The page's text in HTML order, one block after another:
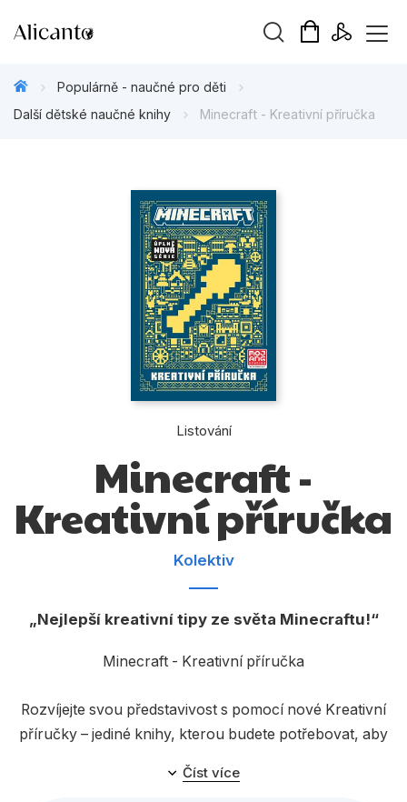
Připravujeme
Beletrie pro děti
Beletrie pro dospělé
Jazyky
Křížovky
Kuchařky
Počítače
Poezie
Populárně - naučná pro dospělé
Populárně - naučné pro děti
Další dětské naučné knihy
Minecraft - Kreativní příručka
Listování
Minecraft -
Kreativní příručka
Kolektiv
Nejlepší kreativní tipy ze světa Minecraftu!
Minecraft - Kreativní příručka
Rozvíjejte svou představivost s pomocí nové Kreativní
příručky – jediné knihy, kterou budete potřebovat, aby
Využijte nejlepší tipy na osvětlení, tvary nebo témata
Číst více